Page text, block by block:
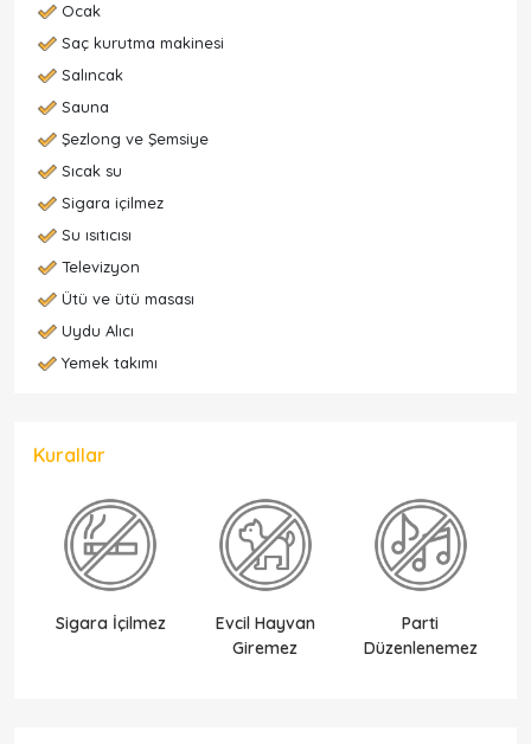
Ocak
Saç kurutma makinesi
Salıncak
Sauna
Şezlong ve Şemsiye
Sıcak su
Sigara içilmez
Su ısıtıcısı
Televizyon
Ütü ve ütü masası
Uydu Alıcı
Yemek takımı
Kurallar
Sigara İçilmez
Evcil Hayvan
Giremez
Parti
Düzenlenemez